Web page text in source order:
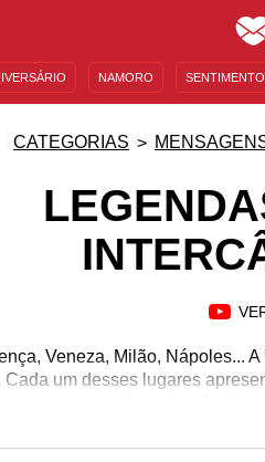
NAMORO
CATEGORIAS
Veneza, Milão, Nápoles...
Cada um desses lugares
quem os visita. A realização de
na Itália para você se